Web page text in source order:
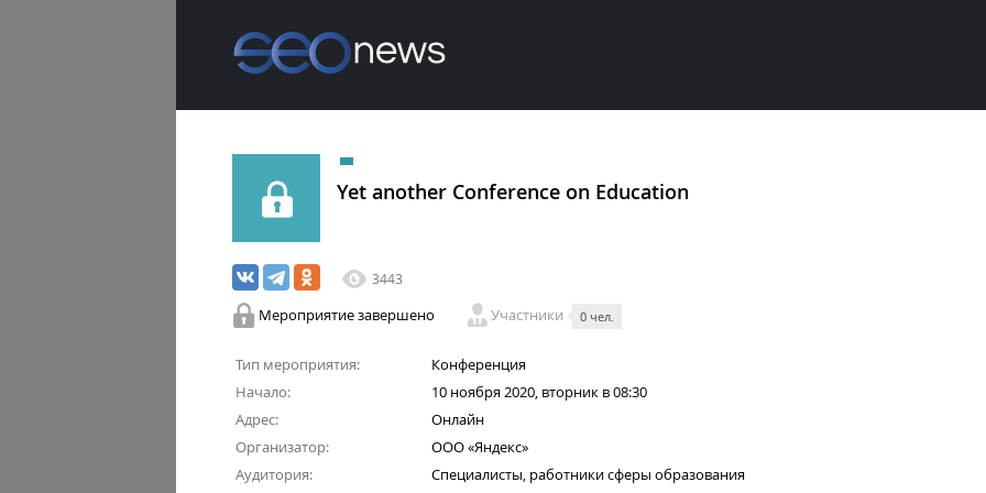
Yet another Conference on Education
3443
Мероприятие завершено Участники 0 чел.
Тип мероприятия:
Конференция
Начало:
10 ноября 2020, вторник в 08:30
Адрес:
Онлайн
Организатор:
ООО «Яндекс»
Аудитория:
Специалисты, работники сферы образования